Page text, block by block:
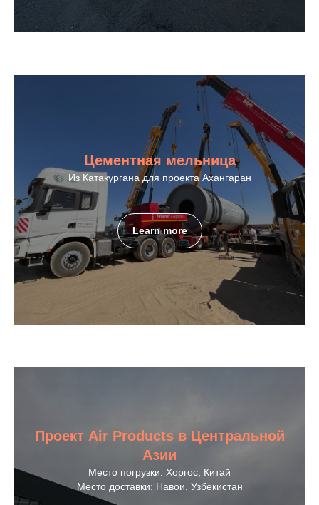
Цементная мельница
Из Катакургана для проекта Ахангаран
Learn more
Проект Air Products в Центральной
Азии
Место погрузки: Хоргос, Китай
Место доставки: Навои, Узбекистан